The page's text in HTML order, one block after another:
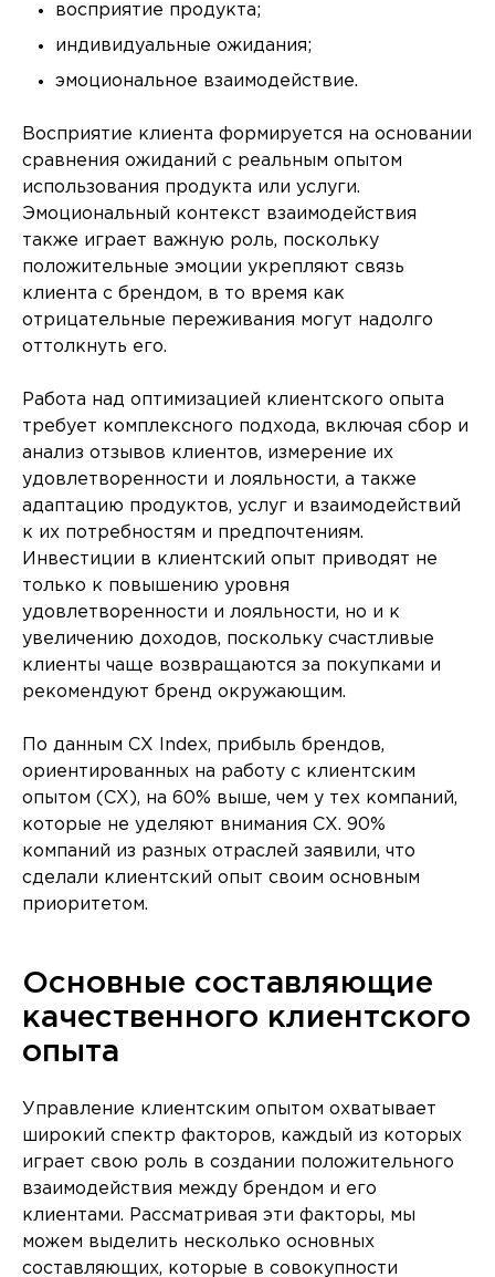
восприятие продукта;
индивидуальные ожидания;
эмоциональное взаимодействие.
Восприятие клиента формируется на основании
сравнения ожиданий с реальным опытом
использования продукта или услуги.
Эмоциональный контекст взаимодействия
также играет важную роль, поскольку
положительные эмоции укрепляют связь
клиента с брендом, в то время как
отрицательные переживания могут надолго
оттолкнуть его.
Работа над оптимизацией клиентского опыта
требует комплексного подхода, включая сбор и
анализ отзывов клиентов, измерение их
удовлетворенности и лояльности, а также
адаптацию продуктов, услуг и взаимодействий
к их потребностям и предпочтениям.
Инвестиции в клиентский опыт приводят не
только к повышению уровня
удовлетворенности и лояльности, но и к
увеличению доходов, поскольку счастливые
клиенты чаще возвращаются за покупками и
рекомендуют бренд окружающим.
По данным CX Index, прибыль брендов,
ориентированных на работу с клиентским
опытом (CX), на 60% выше, чем у тех компаний,
которые не уделяют внимания CX. 90%
компаний из разных отраслей заявили, что
сделали клиентский опыт своим основным
приоритетом.
Основные составляющие
качественного клиентского
опыта
Управление клиентским опытом охватывает
широкий спектр факторов, каждый из которых
играет свою роль в создании положительного
взаимодействия между брендом и его
клиентами. Рассматривая эти факторы, мы
можем выделить несколько основных
составляющих, которые в совокупности